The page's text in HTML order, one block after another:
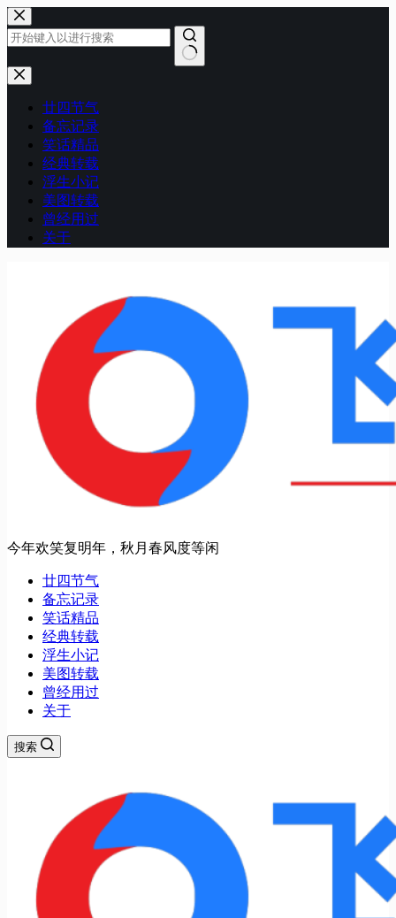
跳
至
内
容
无
廿四节气
备忘记录
笑话精品
经典转载
浮生小记
美图转载
曾经用过
关于
今年欢笑复明年，秋月春风度等闲
廿四节气
备忘记录
笑话精品
经典转载
浮生小记
美图转载
曾经用过
关于
搜索